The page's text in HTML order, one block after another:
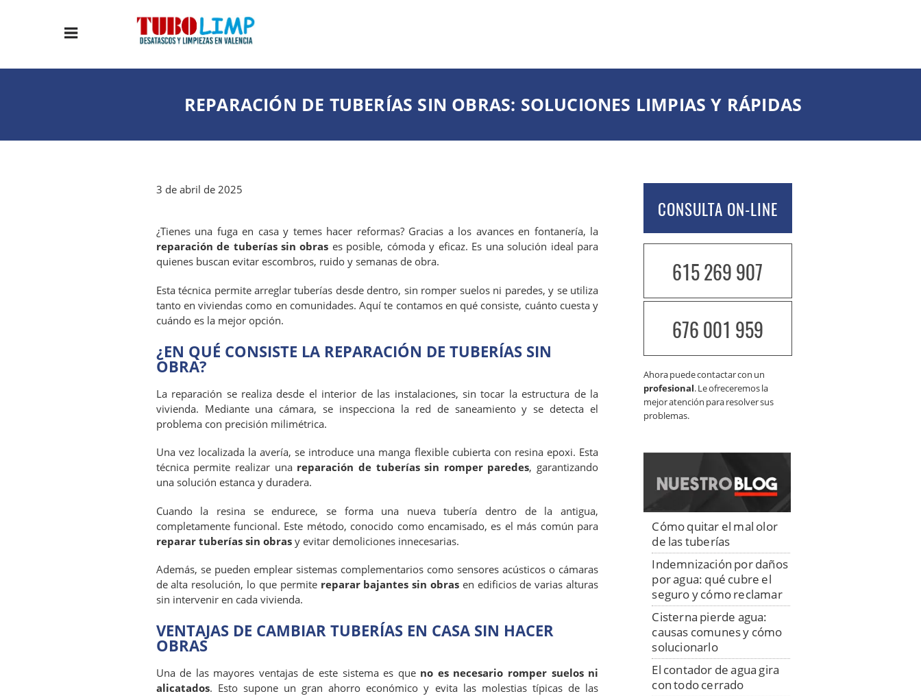
REPARACIÓN DE TUBERÍAS SIN OBRAS: SOLUCIONES LIMPIAS Y RÁPIDAS
3 de abril de 2025
¿Tienes una fuga en casa y temes hacer reformas? Gracias a los avances en fontanería, la
reparación de tuberías sin obras es posible, cómoda y eficaz. Es una solución ideal para
quienes buscan evitar escombros, ruido y semanas de obra.
Esta técnica permite arreglar tuberías desde dentro, sin romper suelos ni paredes, y se utiliza
tanto en viviendas como en comunidades. Aquí te contamos en qué consiste, cuánto cuesta y
cuándo es la mejor opción.
¿EN QUÉ CONSISTE LA REPARACIÓN DE TUBERÍAS SIN
OBRA?
La reparación se realiza desde el interior de las instalaciones, sin tocar la estructura de la
vivienda. Mediante una cámara, se inspecciona la red de saneamiento y se detecta el
problema con precisión milimétrica.
Una vez localizada la avería, se introduce una manga flexible cubierta con resina epoxi. Esta
técnica permite realizar una reparación de tuberías sin romper paredes, garantizando
una solución estanca y duradera.
Cuando la resina se endurece, se forma una nueva tubería dentro de la antigua,
completamente funcional. Este método, conocido como encamisado, es el más común para
reparar tuberías sin obrasy evitar demoliciones innecesarias.
Además, se pueden emplear sistemas complementarios como sensores acústicos o cámaras
de alta resolución, lo que permite reparar bajantes sin obras en edificios de varias alturas
sin intervenir en cada vivienda.
VENTAJAS DE CAMBIAR TUBERÍAS EN CASA SIN HACER
OBRAS
Una de las mayores ventajas de este sistema es que no es necesario romper suelos ni
alicatados. Esto supone un gran ahorro económico y evita las molestias típicas de las
CONSULTA ON-LINE
615 269 907
676 001 959
Ahora puede contactar con un
profesional. Le ofreceremos la
mejor atención para resolver sus
problemas.
Cómo quitar el mal olor
de las tuberías
Indemnización por daños
por agua: qué cubre el
seguro y cómo reclamar
Cisterna pierde agua:
causas comunes y cómo
solucionarlo
El contador de agua gira
con todo cerrado